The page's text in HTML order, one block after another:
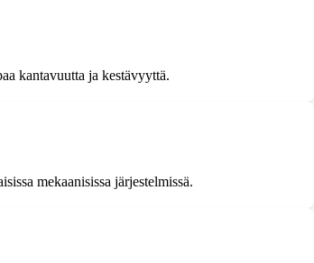
kantavuutta ja kestävyyttä.
mekaanisissa järjestelmissä.